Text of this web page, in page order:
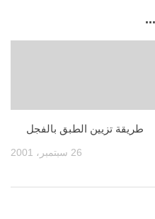
طريقة تزيين الطبق بالفجل
26 سبتمبر، 2001